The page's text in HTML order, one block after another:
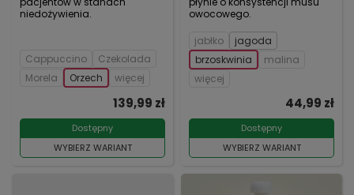
niedożywienia.
Cappuccino
Czekolada
Morela
Orzech więcej
Dostępny
WYBIERZ WARIANT
139,99 zł
owocowego.
jabłko
jagoda
brzoskwinia
malina
więcej
Dostępny
WYBIERZ WARIANT
44,99 zł